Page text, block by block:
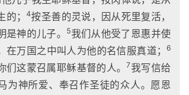
的；4按圣善的灵说，因从死里复活，
是神的儿子。
5我们从他受了恩惠并使
在万国之中叫人为他的名信服真道；
6
们这蒙召属耶稣基督的人。 7我写信给
为神所爱、奉召作圣徒的众人。愿恩